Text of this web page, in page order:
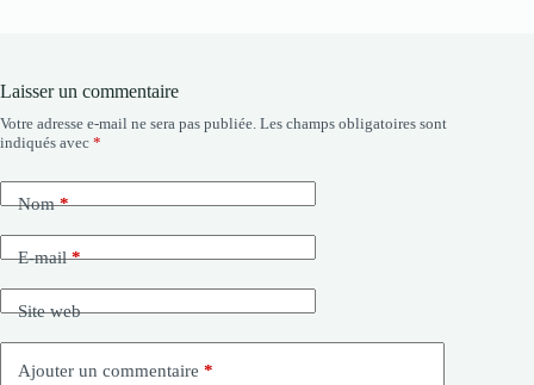
Laisser un commentaire
Votre adresse e-mail ne sera pas publiée. Les champs obligatoires sont
indiqués avec *
Nom*
E-mail*
Site web
Ajouter un commentaire *